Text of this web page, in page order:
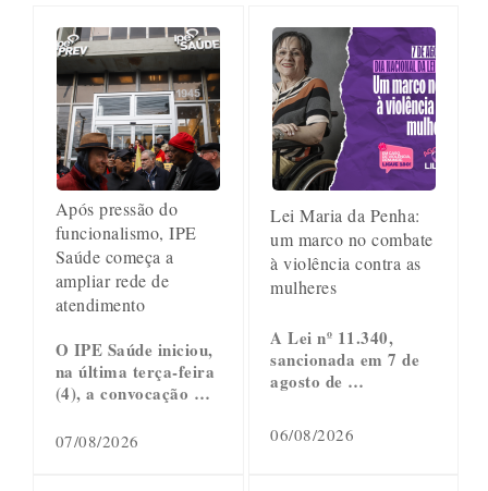
Após pressão do
funcionalismo, IPE
Saúde começa a
ampliar rede de
atendimento
O IPE Saúde iniciou,
na última terça-feira
(4), a convocação …
07/08/2026
Lei Maria da Penha:
um marco no combate
à violência contra as
mulheres
A Lei nº 11.340,
sancionada em 7 de
agosto de …
06/08/2026